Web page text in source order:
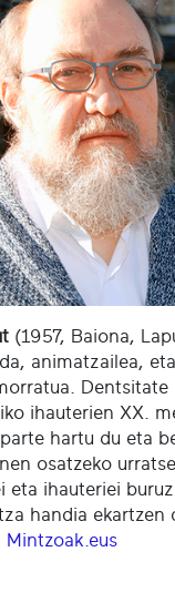
(1957, Baiona,
animatzailea,
Dentsitate
ihauterien XX.
hartu du eta
osatzeko
eta ihauteriei
handia ekartzen
Mintzoak.eus